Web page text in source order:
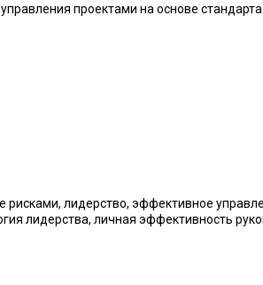
проектами на основе стандарта
рисками, лидерство, эффективное
лидерства, личная эффективность